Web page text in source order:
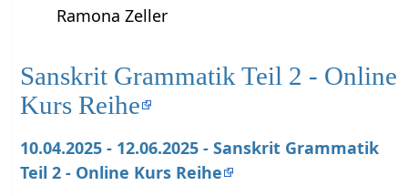
Ramona Zeller
Sanskrit Grammatik Teil 2 - Online
Kurs Reihe
10.04.2025 - 12.06.2025 - Sanskrit Grammatik
Teil 2 - Online Kurs Reihe